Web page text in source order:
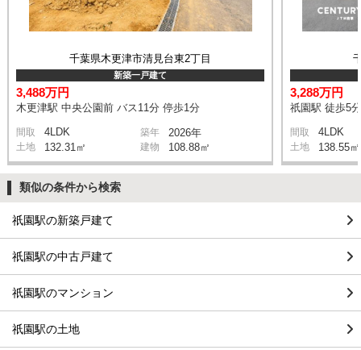
千葉県木更津市清見台東2丁目
新築一戸建て
3,488万円
木更津駅 中央公園前 バス11分 停歩1分
間取 4LDK 築年 2026年
土地 132.31㎡ 建物 108.88㎡
3,288万円
祇園駅 徒歩5分
間取 4LDK
土地 138.55㎡
類似の条件から検索
祇園駅の新築戸建て
祇園駅の中古戸建て
祇園駅のマンション
祇園駅の土地